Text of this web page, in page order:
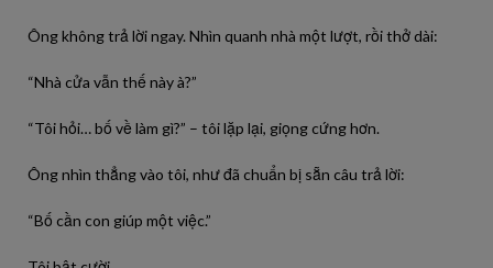
Ông không trả lời ngay. Nhìn quanh nhà một lượt, rồi thở dài:
“Nhà cửa vẫn thế này à?”
“Tôi hỏi… bố về làm gì?” – tôi lặp lại, giọng cứng hơn.
Ông nhìn thẳng vào tôi, như đã chuẩn bị sẵn câu trả lời:
“Bố cần con giúp một việc.”